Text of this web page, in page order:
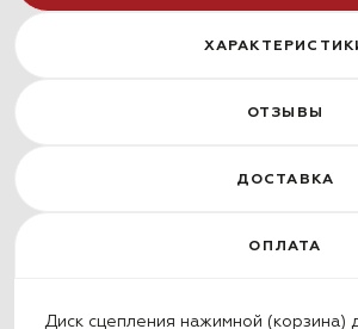
ОТЗЫВЫ
ДОСТАВКА
ОПЛАТА
Диск сцепления нажимной (корзина)